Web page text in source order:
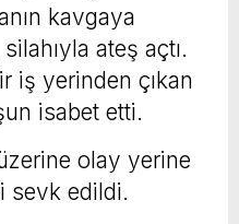
kavgaya
ateş açtı.
iş yerinden çıkan
isabet etti.
olay yerine
sevk edildi.